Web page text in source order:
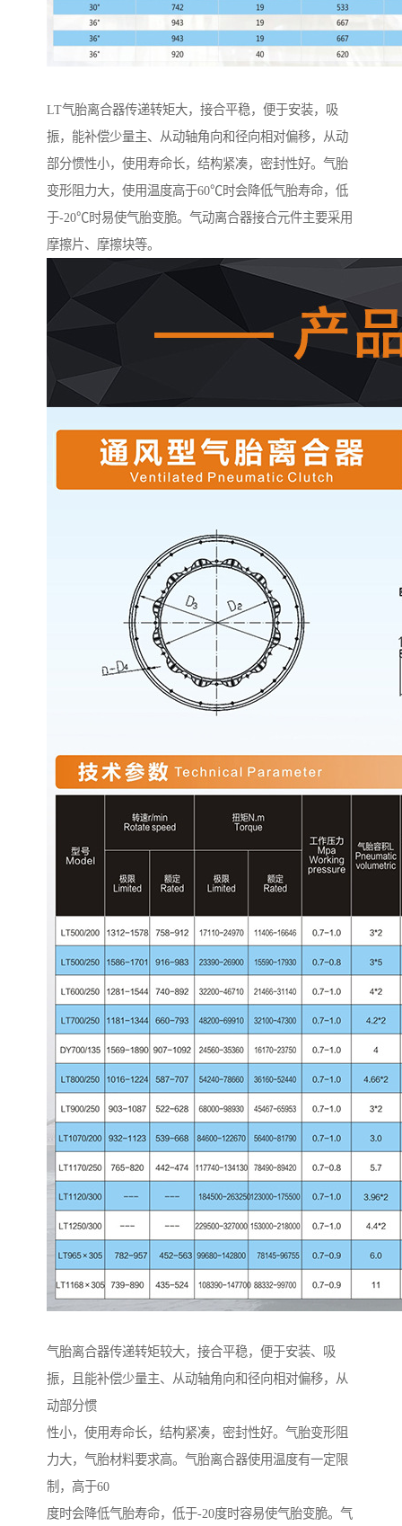
LT气胎离合器传递转矩大，接合平稳，便于安装，吸
振，能补偿少量主、从动轴角向和径向相对偏移，从动
部分惯性小，使用寿命长，结构紧凑，密封性好。气胎
变形阻力大，使用温度高于60℃时会降低气胎寿命，低
于-20℃时易使气胎变脆。气动离合器接合元件主要采用
摩擦片、摩擦块等。
气胎离合器传递转矩较大，接合平稳，便于安装、吸
振，且能补偿少量主、从动轴角向和径向相对偏移，从
动部分惯
性小，使用寿命长，结构紧凑，密封性好。气胎变形阻
力大，气胎材料要求高。气胎离合器使用温度有一定限
制，高于60
度时会降低气胎寿命，低于-20度时容易使气胎变脆。气